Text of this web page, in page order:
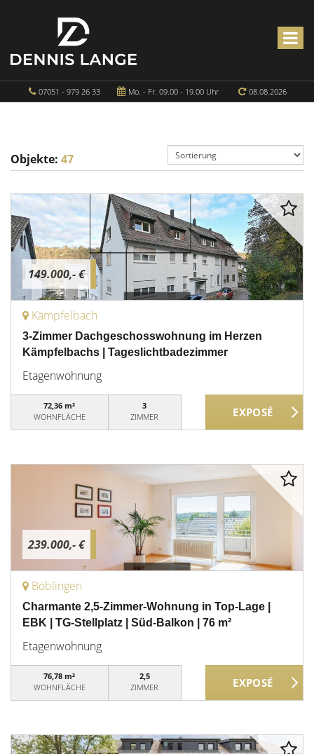
07051 - 979 26 33 Mo. - Fr. 09.00 - 19.00 Uhr 08.08.2026
Objekte: 47
149.000,- €
Kämpfelbach
3-Zimmer Dachgeschosswohnung im Herzen
Kämpfelbachs | Tageslichtbadezimmer
Etagenwohnung
72,36 m²
WOHNFLÄCHE
3
ZIMMER
239.000,- €
Böblingen
Charmante 2,5-Zimmer-Wohnung in Top-Lage |
EBK | TG-Stellplatz | Süd-Balkon | 76 m²
Etagenwohnung
76,78 m²
WOHNFLÄCHE
2,5
ZIMMER